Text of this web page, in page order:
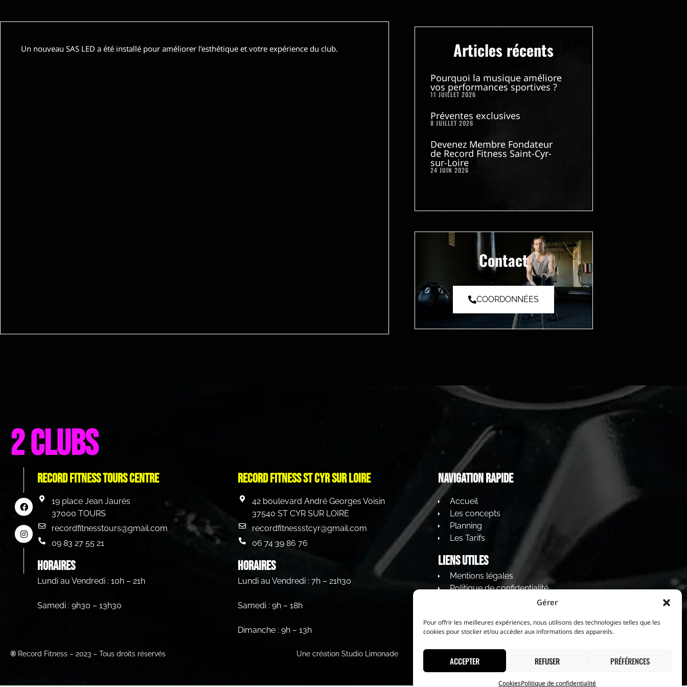
Gérer
Pour offrir les meilleures expériences, nous utilisons des technologies telles que les
cookies pour stocker et/ou accéder aux informations des appareils.
ACCEPTER REFUSER PRÉFÉRENCES
CookiesPolitique de confidentialité
Un nouveau SAS LED a été installé pour améliorer l’esthétique et votre expérience du club. Articles récents
Pourquoi la musique améliore
vos performances sportives ?
11 JUILLET 2026
Préventes exclusives
8 JUILLET 2026
Devenez Membre Fondateur
de Record Fitness Saint-Cyr-
sur-Loire
24 JUIN 2026
Contact
COORDONNÉES
2 clubs
Record Fitness Tours centre
19 place Jean Jaurès
37000 TOURS
recordfitnesstours@gmail.com
09 83 27 55 21
HORAIRES
Lundi au Vendredi : 10h – 21h
Samedi : 9h30 – 13h30
Record Fitness st cyr sur loire
42 boulevard André Georges Voisin
37540 ST CYR SUR LOIRE
recordfitnessstcyr@gmail.com
06 74 39 86 76
HORAIRES
Lundi au Vendredi : 7h – 21h30
Samedi : 9h – 18h
Dimanche : 9h – 13h
Navigation rapide
Accueil
Les concepts
Planning
Les Tarifs
Liens utiles
Mentions légales
Politique de confidentialité
® Record Fitness – 2023 – Tous droits réservés Une création Studio Limonade